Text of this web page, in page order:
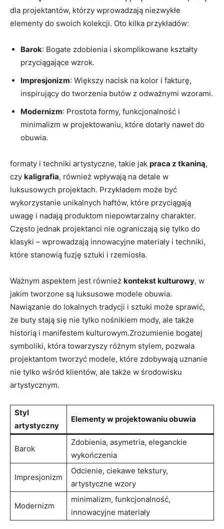
dla projektantów, którzy wprowadzają niezwykłe
elementy do swoich kolekcji. Oto kilka przykładów:
Barok: Bogate zdobienia i skomplikowane kształty
przyciągające wzrok.
Impresjonizm: Większy nacisk na kolor i fakturę,
inspirujący do tworzenia butów z odważnymi wzorami.
Modernizm: Prostota formy, funkcjonalność i
minimalizm w projektowaniu, które dotarły nawet do
obuwia.
formaty i techniki artystyczne, takie jak praca z tkaniną,
czy kaligrafia, również wpływają na detale w
luksusowych projektach. Przykładem może być
wykorzystanie unikalnych haftów, które przyciągają
uwagę i nadają produktom niepowtarzalny charakter.
Często jednak projektanci nie ograniczają się tylko do
klasyki – wprowadzają innowacyjne materiały i techniki,
które stanowią fuzję sztuki i rzemiosła.
Ważnym aspektem jest również kontekst kulturowy, w
jakim tworzone są luksusowe modele obuwia.
Nawiązanie do lokalnych tradycji i sztuki może sprawić,
że buty stają się nie tylko nośnikiem mody, ale także
historią i manifestem kulturowym.Zrozumienie bogatej
symboliki, która towarzyszy różnym stylem, pozwala
projektantom tworzyć modele, które zdobywają uznanie
nie tylko wśród klientów, ale także w środowisku
artystycznym.
Styl
artystyczny
Elementy w projektowaniu obuwia
Barok
Zdobienia, asymetria, eleganckie
wykończenia
Impresjonizm
Odcienie, ciekawe tekstury,
artystyczne wzory
Modernizm
minimalizm, funkcjonalność,
innowacyjne materiały